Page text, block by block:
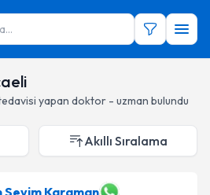
yapan doktor - uzman bulundu
Akıllı Sıralama
Sevim Karaman